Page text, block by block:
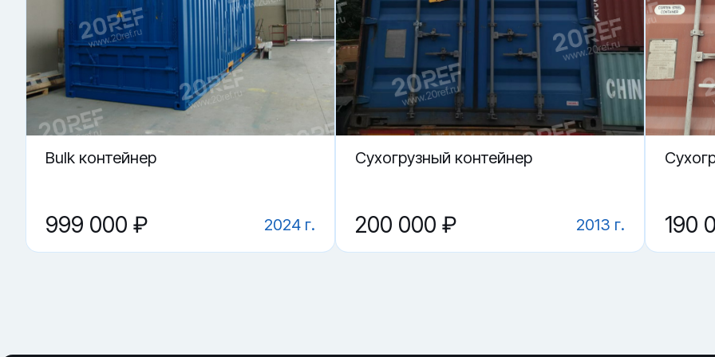
▼ Где купить Танк-контейнер Т11 в Мурманске?
Bulk контейнер
999 000 ₽ 2024 г.
Cухогрузный контейнер
200 000 ₽ 2013 г. 190